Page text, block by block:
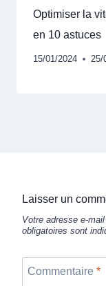
Optimiser la
en 10 astuces
15/01/2024 25/
Laisser un
Votre adresse e-
obligatoires sont
Commentaire *